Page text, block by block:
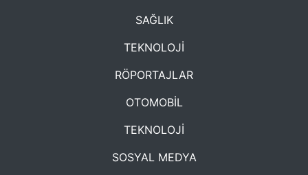
SAĞLIK
TEKNOLOJİ
RÖPORTAJLAR
OTOMOBİL
TEKNOLOJİ
SOSYAL MEDYA